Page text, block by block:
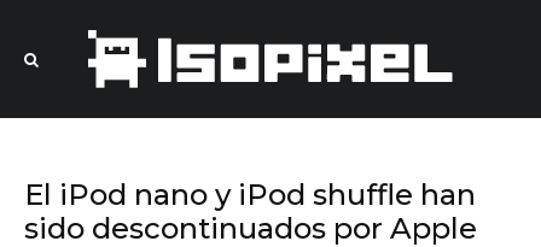
El iPod nano y iPod shuffle han
sido descontinuados por Apple